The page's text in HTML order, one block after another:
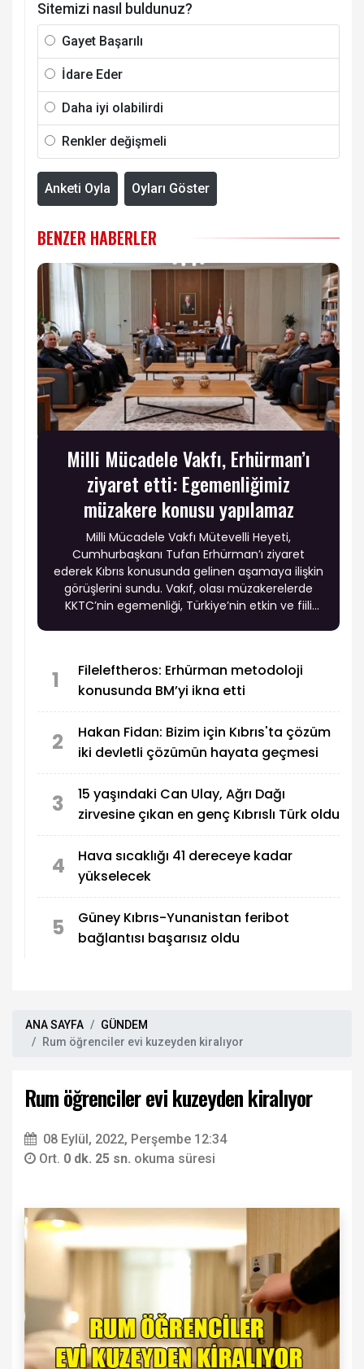
Sitemizi nasıl buldunuz?
Gayet Başarılı
İdare Eder
Daha iyi olabilirdi
Renkler değişmeli
Anketi Oyla Oyları Göster
BENZER HABERLER
Milli Mücadele Vakfı, Erhürman’ı
ziyaret etti: Egemenliğimiz
müzakere konusu yapılamaz
Milli Mücadele Vakfı Mütevelli Heyeti,
Cumhurbaşkanı Tufan Erhürman’ı ziyaret
ederek Kıbrıs konusunda gelinen aşamaya ilişkin
görüşlerini sundu. Vakıf, olası müzakerelerde
KKTC’nin egemenliği, Türkiye’nin etkin ve fiili
sürmesi halinde KKTC’nin tanınmasına yönelik
adımların gündeme taşınmasını istedi.
1
Fileleftheros: Erhürman metodoloji
konusunda BM’yi ikna etti
2
Hakan Fidan: Bizim için Kıbrıs'ta çözüm
iki devletli çözümün hayata geçmesi
3
15 yaşındaki Can Ulay, Ağrı Dağı
zirvesine çıkan en genç Kıbrıslı Türk oldu
4
Hava sıcaklığı 41 dereceye kadar
yükselecek
5
Güney Kıbrıs-Yunanistan feribot
bağlantısı başarısız oldu
ANA SAYFA
GÜNDEM
Rum öğrenciler evi kuzeyden kiralıyor
Rum öğrenciler evi kuzeyden kiralıyor
08 Eylül, 2022, Perşembe 12:34
Ort. 0 dk. 25 sn. okuma süresi